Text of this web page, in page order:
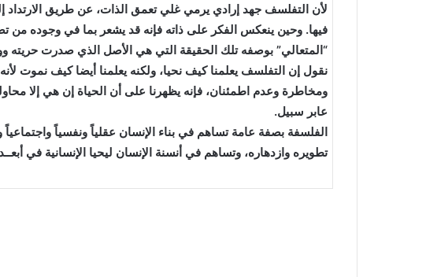
لأن التفلسف جهد إرادي يرمي غلي تعمق الذات، عن طريق الارتداد
فيها. وحين ينعكس الفكر على ذاته فإنه قد يشعر بما في وجوده من
“المتعالي” بوصفه تلك الحقيقة التي هي الأصل الذي صدرت حريته
نقول إن التفلسف يعلمنا كيف نحيا، ولكنه يعلمنا أيضا كيف نموت
ومخاطرة وعدم اطمئنان، فإنه يظهرنا على أن الحياة إن هي إلا
عابر سبيل.
الفلسفة بصفة عامة تساهم في بناء الإنسان عقلياً ونفسياً واجتماعياً
تطويره وازدهاره، وتساهم في أنسنة الإنسان ليحيا الإنسانية في